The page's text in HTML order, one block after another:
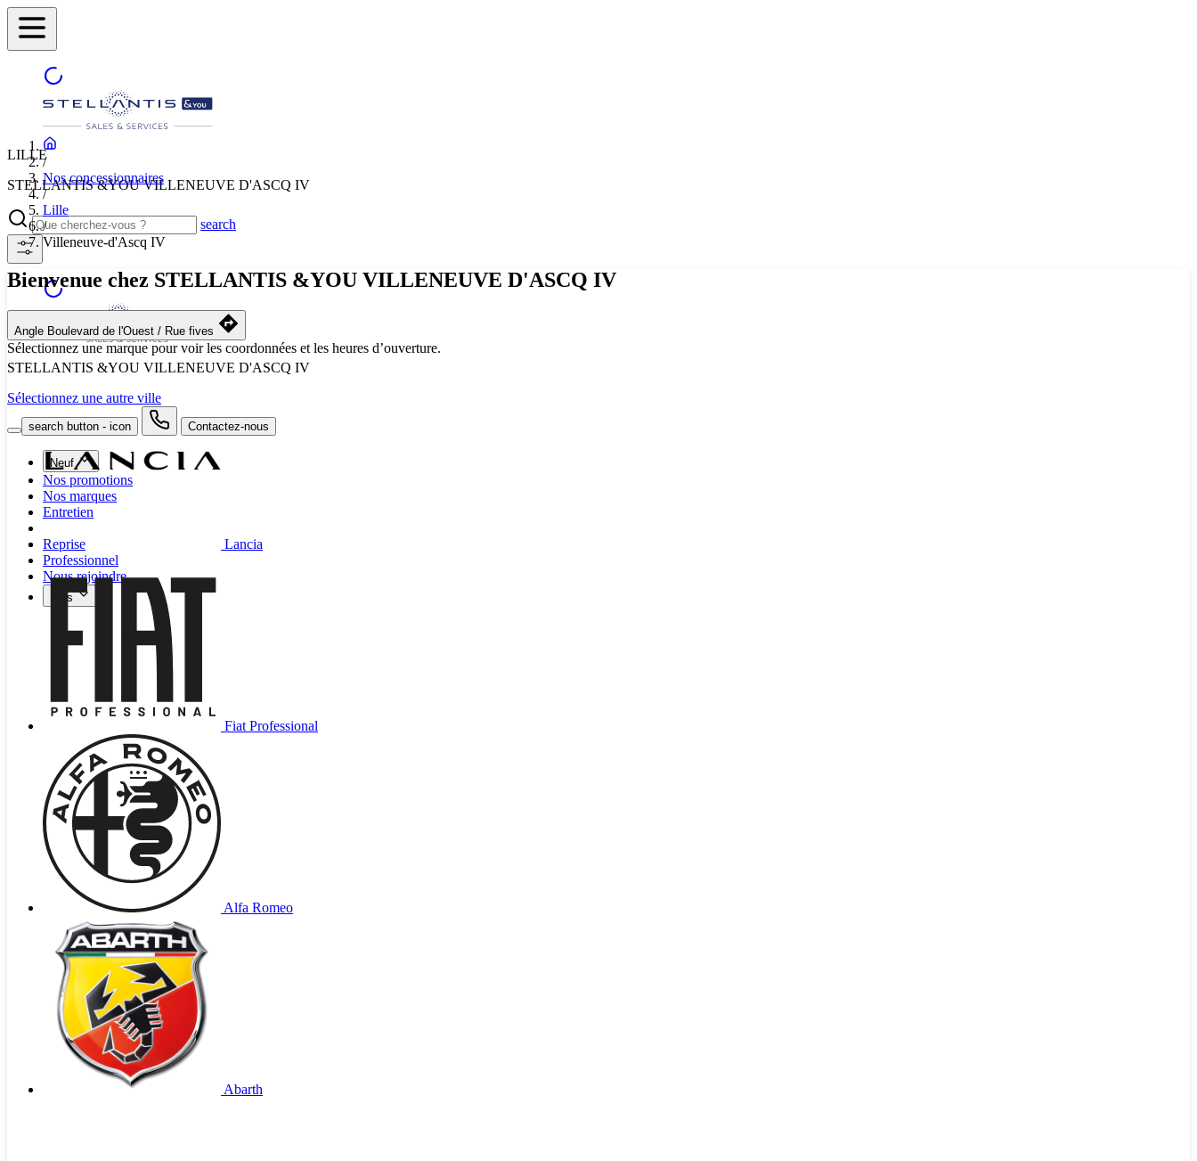
LILLE
STELLANTIS &YOU VILLENEUVE D'ASCQ IV
search
STELLANTIS &YOU VILLENEUVE D'ASCQ IV
Sélectionnez une autre ville
search button - icon Contactez-nous
Neuf
Nos promotions
Nos marques
Entretien
Reprise
Professionnel
Nous rejoindre
Plus
/
Nos concessionnaires
/
Lille
/
Villeneuve-d'Ascq IV
Bienvenue chez STELLANTIS &YOU VILLENEUVE D'ASCQ IV
Angle Boulevard de l'Ouest / Rue fives
Sélectionnez une marque pour voir les coordonnées et les heures d’ouverture.
Lancia
Fiat Professional
Alfa Romeo
Abarth